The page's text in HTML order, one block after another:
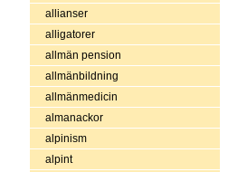
allianser
alligatorer
allmän pension
allmänbildning
allmänmedicin
almanackor
alpinism
alpint